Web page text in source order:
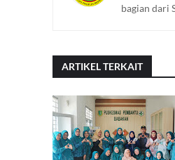
bagian dari
ARTIKEL TERKAIT